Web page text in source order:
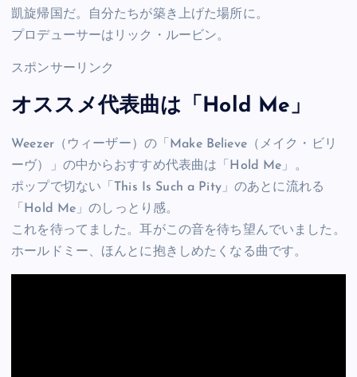
凱旋帰国だ。自分たちが築き上げた場所に。
プロデューサーはリック・ルービン。
スポンサーリンク
オススメ代表曲は「Hold Me」
Weezer（ウィーザー）の「Make Believe（メイク・ビリ
ーヴ）」の中からおすすめ代表曲は「Hold Me」。
ポップで切ない「This Is Such a Pity」のあとに流れる
「Hold Me」のしっとり感。
これを待ってました。耳がこの音を待ち望んでいました。
ホールドミー、ほんとに抱きしめたくなる曲です。